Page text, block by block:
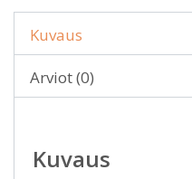
Kuvaus
Arviot (0)
Kuvaus